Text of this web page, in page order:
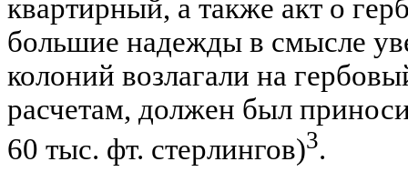
квартирный, а также акт о
большие надежды в смысле
колоний возлагали на
расчетам, должен был
60 тыс. фт. стерлингов)3.